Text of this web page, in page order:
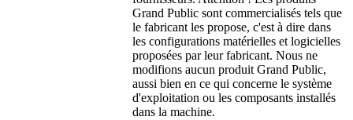
Grand Public sont commercialisés tels que
le fabricant les propose, c'est à dire dans
les configurations matérielles et logicielles
proposées par leur fabricant. Nous ne
modifions aucun produit Grand Public,
aussi bien en ce qui concerne le système
d'exploitation ou les composants installés
dans la machine.